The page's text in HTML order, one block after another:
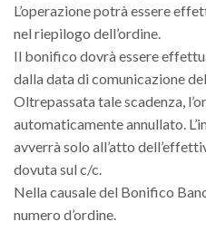
L’operazione potrà essere
nel riepilogo dell’ordine.
Il bonifico dovrà essere
dalla data di comunicazione
Oltrepassata tale scadenza,
automaticamente annullato.
avverrà solo all’atto
dovuta sul c/c.
Nella causale del Bonifico
numero d’ordine.